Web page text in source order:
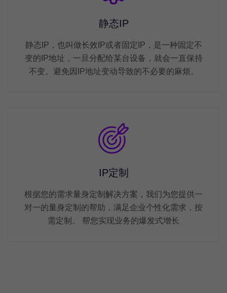
静态IP
静态IP，也叫做长效IP或者固定IP，是一种固定不
变的IP地址，一旦分配给某台设备，就会一直保持
不变。避免因IP地址变动导致的不必要的麻烦。
IP定制
根据您的需求量身定制解决方案，我们为您提供一
对一的量身定制的帮助，满足企业个性化需求，按
需定制。 帮您实现业务的爆发式增长